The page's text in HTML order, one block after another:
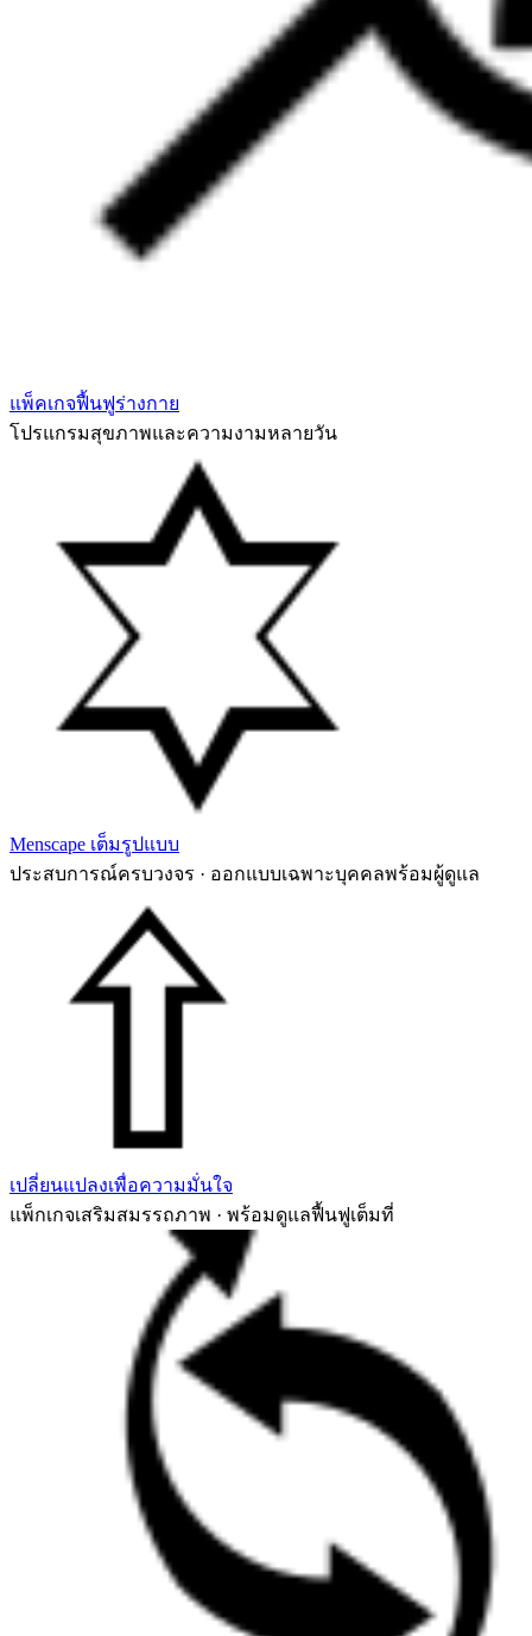
แพ็คเกจฟื้นฟูร่างกาย
โปรแกรมสุขภาพและความงามหลายวัน
Menscape เต็มรูปแบบ
ประสบการณ์ครบวงจร · ออกแบบเฉพาะบุคคลพร้อมผู้ดูแล
เปลี่ยนแปลงเพื่อความมั่นใจ
แพ็กเกจเสริมสมรรถภาพ · พร้อมดูแลฟื้นฟูเต็มที่